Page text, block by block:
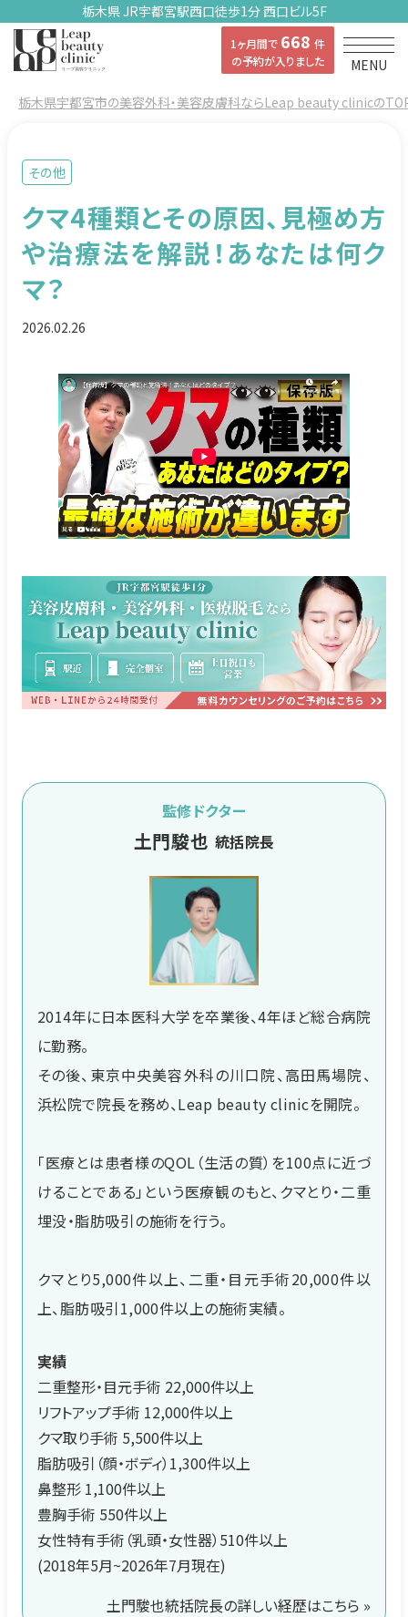
栃木県 JR宇都宮駅西口徒歩1分 西口ビル5F
1ヶ月間で 668 件
の予約が入りました
MENU
栃木県宇都宮市の美容外科・美容皮膚科ならLeap beauty clinicの
その他
クマ4種類とその原因、見極め方
や治療法を解説！あなたは何ク
マ？
2026.02.26
監修ドクター
土門駿也 統括院長
2014年に日本医科大学を卒業後、4年ほど総合病院
に勤務。
その後、東京中央美容外科の川口院、高田馬場院、
浜松院で院長を務め、Leap beauty clinicを開院。
「医療とは患者様のQOL（生活の質）を100点に近づ
けることである」という医療観のもと、クマとり・二重
埋没・脂肪吸引の施術を行う。
クマとり5,000件以上、二重・目元手術20,000件以
上、脂肪吸引1,000件以上の施術実績。
実績
二重整形・目元手術 22,000件以上
リフトアップ手術 12,000件以上
クマ取り手術 5,500件以上
脂肪吸引（顔・ボディ）1,300件以上
鼻整形 1,100件以上
豊胸手術 550件以上
女性特有手術（乳頭・女性器）510件以上
(2018年5月~2026年7月現在)
土門駿也統括院長の詳しい経歴はこちら »